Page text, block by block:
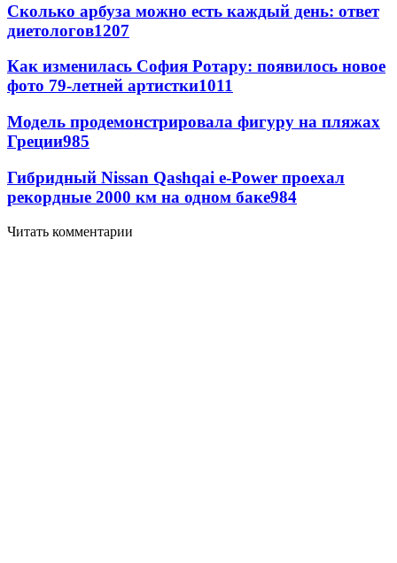
Сколько арбуза можно есть каждый день: ответ
диетологов1207
Как изменилась София Ротару: появилось новое
фото 79-летней артистки1011
Модель продемонстрировала фигуру на пляжах
Греции985
Гибридный Nissan Qashqai e-Power проехал
рекордные 2000 км на одном баке984
Читать комментарии